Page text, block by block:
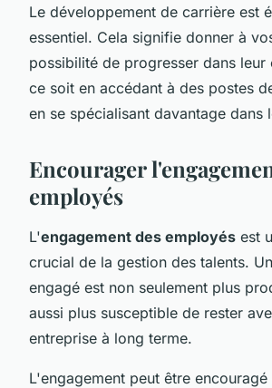
Le développement de carrière est
essentiel. Cela signifie donner à
possibilité de progresser dans leur
ce soit en accédant à des postes
en se spécialisant davantage dans
Encourager
employés
L'engagement des employés est
crucial de la gestion des talents.
engagé est non seulement plus
aussi plus susceptible de rester
entreprise à long terme.
L'engagement peut être